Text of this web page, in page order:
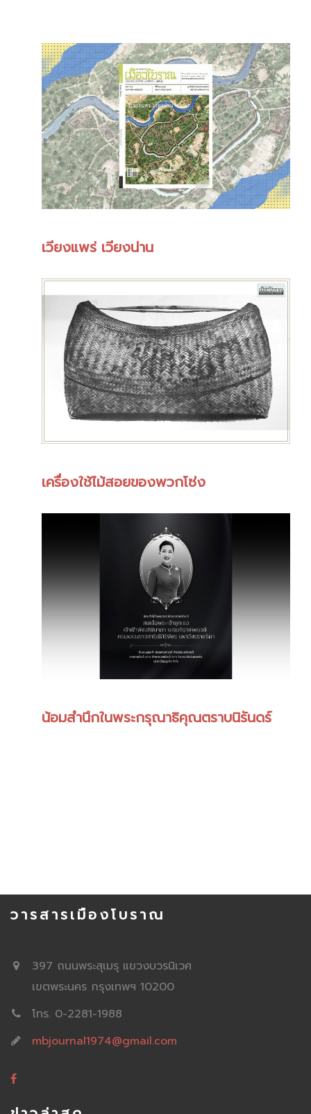
เวียงแพร่ เวียงน่าน
เครื่องใช้ไม้สอยของพวกโซ่ง
น้อมสำนึกในพระกรุณาธิคุณตราบนิรันดร์
วารสารเมืองโบราณ
397 ถนนพระสุเมรุ แขวงบวรนิเวศ
เขตพระนคร กรุงเทพฯ 10200
โทร. 0-2281-1988
mbjournal1974@gmail.com